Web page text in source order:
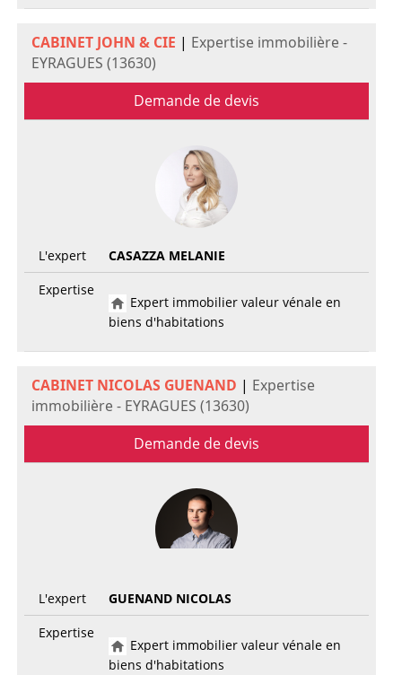
CABINET JOHN & CIE | Expertise immobilière -
EYRAGUES (13630)
Demande de devis
L'expert
CASAZZA MELANIE
Expertise
Expert immobilier valeur vénale en
biens d'habitations
CABINET NICOLAS GUENAND | Expertise
immobilière - EYRAGUES (13630)
Demande de devis
L'expert
GUENAND NICOLAS
Expertise
Expert immobilier valeur vénale en
biens d'habitations